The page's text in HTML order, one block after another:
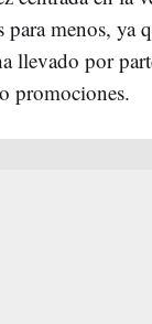
menos, ya
llevado por
promociones.